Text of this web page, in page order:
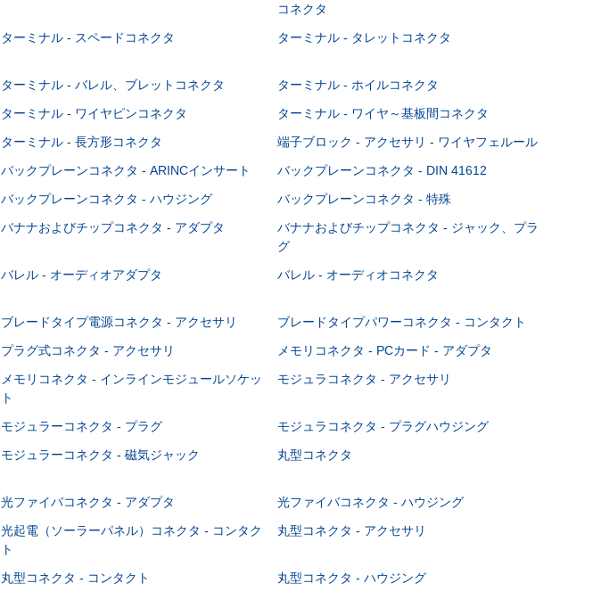
コネクタ
ターミナル - スペードコネクタ ターミナル - タレットコネクタ
ターミナル - バレル、ブレットコネクタ
ターミナル - ホイルコネクタ
ターミナル - ワイヤピンコネクタ
ターミナル - ワイヤ～基板間コネクタ
ターミナル - 長方形コネクタ
端子ブロック - アクセサリ - ワイヤフェルール
バックプレーンコネクタ - ARINCインサート
バックプレーンコネクタ - DIN 41612
バックプレーンコネクタ - ハウジング
バックプレーンコネクタ - 特殊
バナナおよびチップコネクタ - アダプタ
バナナおよびチップコネクタ - ジャック、プラ
グ
バレル - オーディオアダプタ バレル - オーディオコネクタ
ブレードタイプ電源コネクタ - アクセサリ
ブレードタイプパワーコネクタ - コンタクト
プラグ式コネクタ - アクセサリ
メモリコネクタ - PCカード - アダプタ
メモリコネクタ - インラインモジュールソケッ
ト
モジュラコネクタ - アクセサリ
モジュラーコネクタ - プラグ
モジュラコネクタ - プラグハウジング
モジュラーコネクタ - 磁気ジャック 丸型コネクタ
光ファイバコネクタ - アダプタ
光ファイバコネクタ - ハウジング
光起電（ソーラーパネル）コネクタ - コンタク
ト
丸型コネクタ - アクセサリ
丸型コネクタ - コンタクト 丸型コネクタ - ハウジング